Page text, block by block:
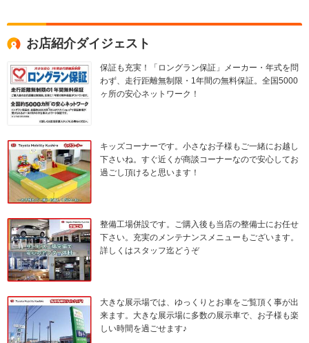
お店紹介ダイジェスト
保証も充実！「ロングラン保証」メーカー・年式を問
わず、走行距離無制限・1年間の無料保証。全国5000
ヶ所の安心ネットワーク！
キッズコーナーです。小さなお子様もご一緒にお越し
下さいね。すぐ近くが商談コーナーなので安心してお
過ごし頂けると思います！
整備工場併設です。ご購入後も当店の整備士にお任せ
下さい。充実のメンテナンスメニューもございます。
詳しくはスタッフ迄どうぞ
大きな展示場では、ゆっくりとお車をご覧頂く事が出
来ます。大きな展示場に多数の展示車で、お子様も楽
しい時間を過ごせます♪